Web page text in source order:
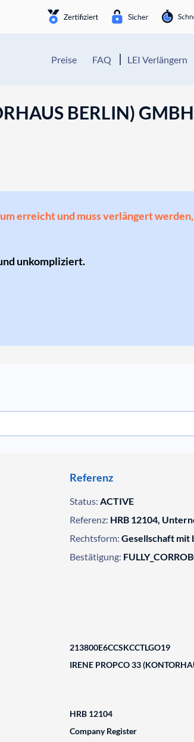
Preise FAQ LEI Verlängern
BERLIN) GMBH
erreicht und muss verlängert
unkompliziert.
Referenz
Status: ACTIVE
Referenz: HRB 12104,
Rechtsform: Gesellschaft mit
Bestätigung:
213800E6CCSKCCTLGO19
IRENE PROPCO 33
HRB 12104
Company Register